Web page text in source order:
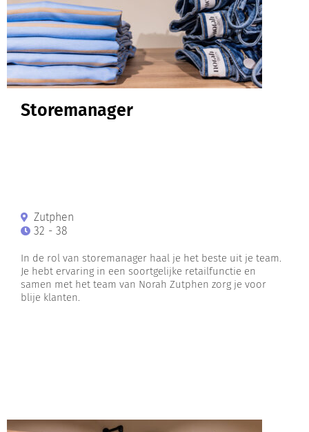
Storemanager
Zutphen
32 - 38
In de rol van storemanager haal je het beste uit je team.
Je hebt ervaring in een soortgelijke retailfunctie en
samen met het team van Norah Zutphen zorg je voor
blije klanten.